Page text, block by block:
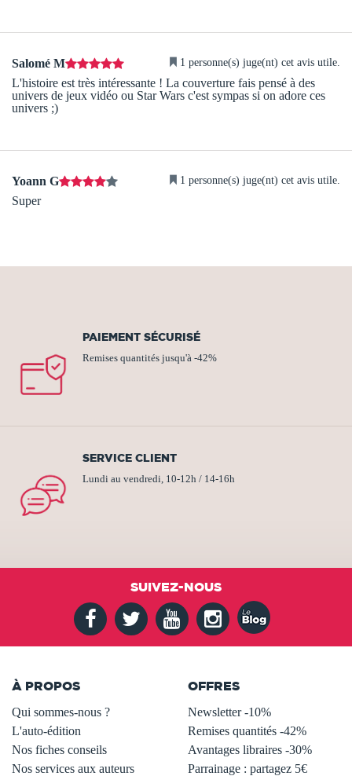
Salomé M 1 personne(s) juge(nt) cet avis utile.
L'histoire est très intéressante ! La couverture fais pensé à des
univers de jeux vidéo ou Star Wars c'est sympas si on adore ces
univers ;)
Yoann G 1 personne(s) juge(nt) cet avis utile.
Super
PAIEMENT SÉCURISÉ
Remises quantités jusqu'à -42%
SERVICE CLIENT
Lundi au vendredi, 10-12h / 14-16h
SUIVEZ-NOUS
À PROPOS
Qui sommes-nous ?
L'auto-édition
Nos fiches conseils
Nos services aux auteurs
OFFRES
Newsletter -10%
Remises quantités -42%
Avantages libraires -30%
Parrainage : partagez 5€